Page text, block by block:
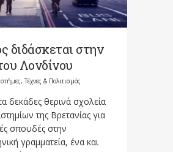
διδάσκεται στην
Λονδίνου
Τέχνες & Πολιτισμός
δεκάδες θερινά σχολεία
της Βρετανίας για
σπουδές στην
γραμματεία, ένα και